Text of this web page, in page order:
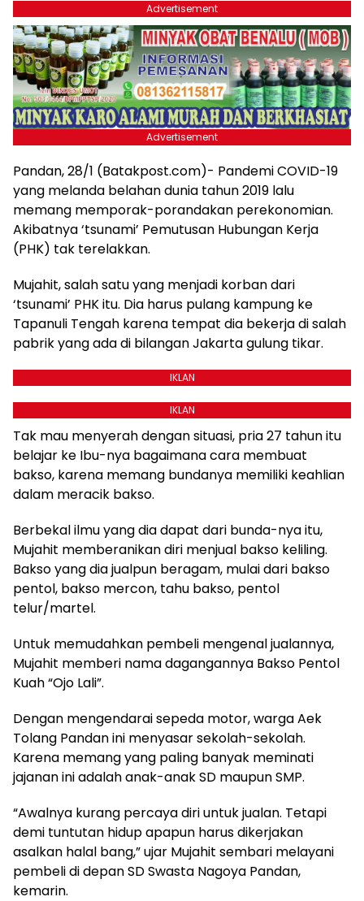
Advertisement
Advertisement
Pandan, 28/1 (Batakpost.com)- Pandemi COVID-19
yang melanda belahan dunia tahun 2019 lalu
memang memporak-porandakan perekonomian.
Akibatnya ‘tsunami’ Pemutusan Hubungan Kerja
(PHK) tak terelakkan.
Mujahit, salah satu yang menjadi korban dari
‘tsunami’ PHK itu. Dia harus pulang kampung ke
Tapanuli Tengah karena tempat dia bekerja di salah
pabrik yang ada di bilangan Jakarta gulung tikar.
IKLAN
IKLAN
Tak mau menyerah dengan situasi, pria 27 tahun itu
belajar ke Ibu-nya bagaimana cara membuat
bakso, karena memang bundanya memiliki keahlian
dalam meracik bakso.
Berbekal ilmu yang dia dapat dari bunda-nya itu,
Mujahit memberanikan diri menjual bakso keliling.
Bakso yang dia jualpun beragam, mulai dari bakso
pentol, bakso mercon, tahu bakso, pentol
telur/martel.
Untuk memudahkan pembeli mengenal jualannya,
Mujahit memberi nama dagangannya Bakso Pentol
Kuah “Ojo Lali”.
Dengan mengendarai sepeda motor, warga Aek
Tolang Pandan ini menyasar sekolah-sekolah.
Karena memang yang paling banyak meminati
jajanan ini adalah anak-anak SD maupun SMP.
“Awalnya kurang percaya diri untuk jualan. Tetapi
demi tuntutan hidup apapun harus dikerjakan
asalkan halal bang,” ujar Mujahit sembari melayani
pembeli di depan SD Swasta Nagoya Pandan,
kemarin.